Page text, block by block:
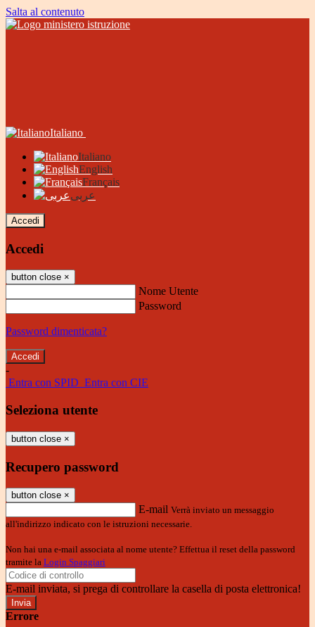
Salta al contenuto
Italiano
Italiano
English
Français
عربى
Accedi
Accedi
button close ×
Nome Utente
Password
Password dimenticata?
-
Entra con SPID Entra con CIE
Seleziona utente
button close ×
Recupero password
button close ×
E-mail Verrà inviato un messaggio
all'indirizzo indicato con le istruzioni necessarie.
Non hai una e-mail associata al nome utente? Effettua il reset della password
tramite la Login Spaggiari
E-mail inviata, si prega di controllare la casella di posta elettronica!
Errore